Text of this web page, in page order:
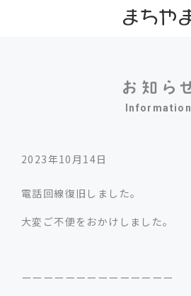
Information
2023年10月14日
電話回線復旧しました。
大変ご不便をおかけしました。
ーーーーーーーーーーーーーー